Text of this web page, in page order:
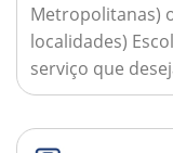
Metropolitanas)
localidades)
serviço que